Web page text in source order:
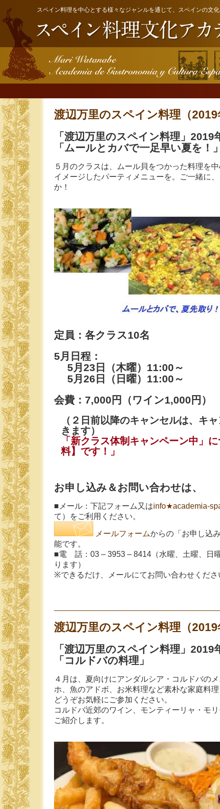
スペイン料理を中心とする様々なジャンルを通じて、スペインの文
渡辺万里のスペイン料理（
「渡辺万里のスペイン料理」2019
「ムールとカバで一足早い夏を！
５月のクラスは、ムール貝をつかった料理を
イメージしたパーティメニューを。ご一緒に
か！
定員：各クラス10名
5月日程：
5月23日（木曜）11:00～
5月26日（日曜）11:00～
会費：7,000円（ワイン1,000円）
（２日前以降のキャンセルは、キ
きます）
「新クラス体制キャンペーン中」
料】です！」
お申し込み＆お問い合わせは、
■メール：下記フォーム又はinfo★academia-
て）をご利用ください。
メールフォームからの「お申し込
能です。
■電 話：03 – 3953 – 8414（水曜、土曜、日
ります）
※できるだけ、メールにてお問い合わせくださ
渡辺万里のスペイン料理（
「渡辺万里のスペイン料理」2019
「コルドバの料理」
４月は、夏向けにアンダルシア・コルドバの
ホ、魚のアドボ、お米料理など素朴な家庭料
どうぞお気軽にご参加ください。
コルドバ近郊のワイン、モンティーリャ・モ
ご紹介します。